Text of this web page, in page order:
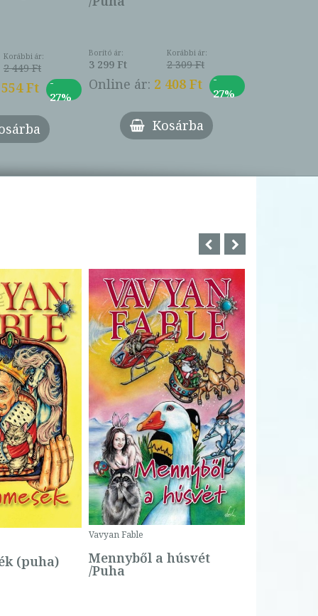
Korábbi ár:
2 449 Ft
Ft
-
27%
Borító ár:
3 299 Ft
Korábbi ár:
2 309 Ft
Online ár: 2 408 Ft
-
27%
Kosárba
(puha)
Vavyan Fable
Mennyből a húsvét
/Puha